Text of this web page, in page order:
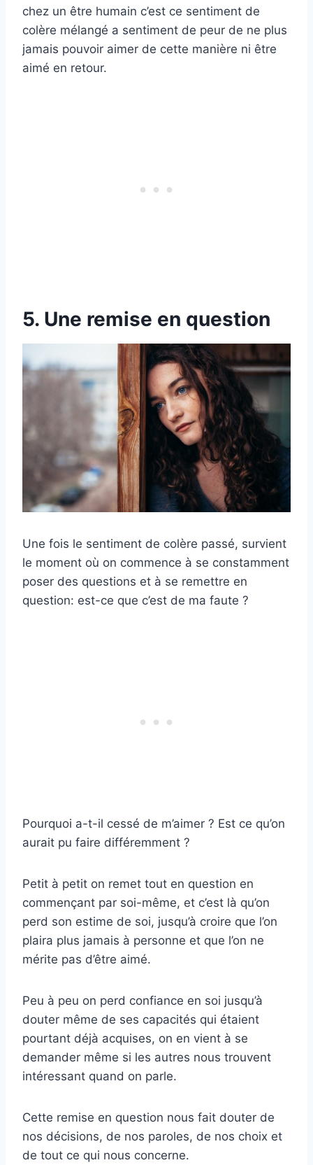
chez un être humain c’est ce sentiment de
colère mélangé a sentiment de peur de ne plus
jamais pouvoir aimer de cette manière ni être
aimé en retour.
5. Une remise en question
Une fois le sentiment de colère passé, survient
le moment où on commence à se constamment
poser des questions et à se remettre en
question: est-ce que c’est de ma faute ?
Pourquoi a-t-il cessé de m’aimer ? Est ce qu’on
aurait pu faire différemment ?
Petit à petit on remet tout en question en
commençant par soi-même, et c’est là qu’on
perd son estime de soi, jusqu’à croire que l’on
plaira plus jamais à personne et que l’on ne
mérite pas d’être aimé.
Peu à peu on perd confiance en soi jusqu’à
douter même de ses capacités qui étaient
pourtant déjà acquises, on en vient à se
demander même si les autres nous trouvent
intéressant quand on parle.
Cette remise en question nous fait douter de
nos décisions, de nos paroles, de nos choix et
de tout ce qui nous concerne.